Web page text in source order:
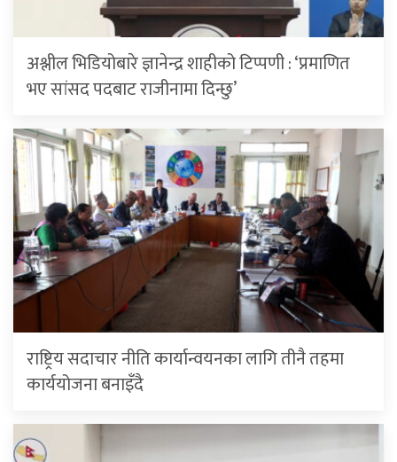
अश्लील भिडियोबारे ज्ञानेन्द्र शाहीको टिप्पणी : ‘प्रमाणित
भए सांसद पदबाट राजीनामा दिन्छु’
राष्ट्रिय सदाचार नीति कार्यान्वयनका लागि तीनै तहमा
कार्ययोजना बनाइँदै